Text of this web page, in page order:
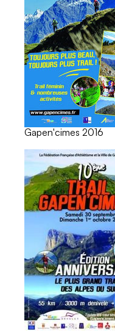
Gapen'cimes 2016